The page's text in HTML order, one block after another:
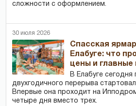
сложности с оформлением.
30 июля 2026
Спасская
Елабуге: что
цены и главные
В Елабуге сегодня
двухгодичного перерыва
Впервые она проходит на
четыре дня вместо трех.